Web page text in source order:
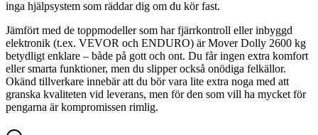
inga hjälpsystem som räddar dig om du kör fast.
Jämfört med de toppmodeller som har fjärrkontroll eller inbyggd
elektronik (t.ex. VEVOR och ENDURO) är Mover Dolly 2600 kg
betydligt enklare – både på gott och ont. Du får ingen extra komfort
eller smarta funktioner, men du slipper också onödiga felkällor.
Okänd tillverkare innebär att du bör vara lite extra noga med att
granska kvaliteten vid leverans, men för den som vill ha mycket för
pengarna är kompromissen rimlig.